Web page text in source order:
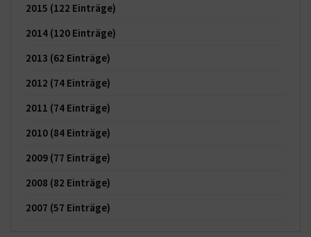
2015 (122 Einträge)
2014 (120 Einträge)
2013 (62 Einträge)
2012 (74 Einträge)
2011 (74 Einträge)
2010 (84 Einträge)
2009 (77 Einträge)
2008 (82 Einträge)
2007 (57 Einträge)